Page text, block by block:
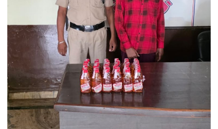
वीडियो